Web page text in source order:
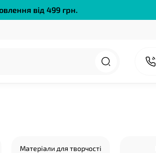
від 499 грн.
Матеріали для творчості